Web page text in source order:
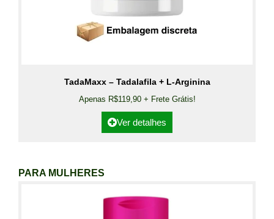
TadaMaxx – Tadalafila + L-Arginina
Apenas R$119,90 + Frete Grátis!
Ver detalhes
PARA MULHERES